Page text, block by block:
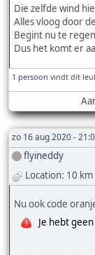
Die zelfde wind
Alles vloog door
Begint nu te
Dus het komt er
1 persoon vindt dit
zo 16 aug 2020 -
flyineddy
Location: 10
Nu ook code
Je hebt